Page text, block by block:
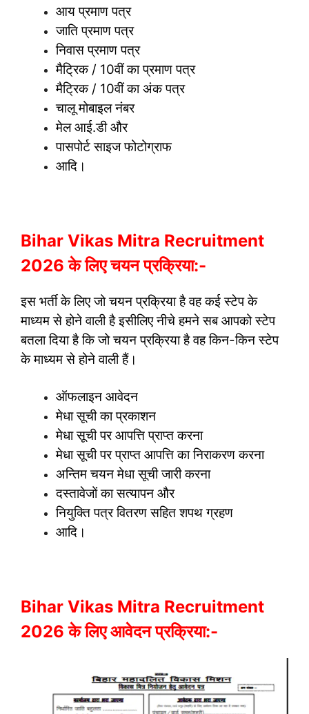
आय प्रमाण पत्र
जाति प्रमाण पत्र
निवास प्रमाण पत्र
मैट्रिक / 10वीं का प्रमाण पत्र
मैट्रिक / 10वीं का अंक पत्र
चालू मोबाइल नंबर
मेल आई.डी और
पासपोर्ट साइज फोटोग्राफ
आदि।
Bihar Vikas Mitra Recruitment
2026 के लिए चयन प्रक्रिया:-
इस भर्ती के लिए जो चयन प्रक्रिया है वह कई स्टेप के
माध्यम से होने वाली है इसीलिए नीचे हमने सब आपको स्टेप
बतला दिया है कि जो चयन प्रक्रिया है वह किन-किन स्टेप
के माध्यम से होने वाली हैं।
ऑफलाइन आवेदन
मेधा सूची का प्रकाशन
मेधा सूची पर आपत्ति प्राप्त करना
मेधा सूची पर प्राप्त आपत्ति का निराकरण करना
अन्तिम चयन मेधा सूची जारी करना
दस्तावेजों का सत्यापन और
नियुक्ति पत्र वितरण सहित शपथ ग्रहण
आदि।
Bihar Vikas Mitra Recruitment
2026 के लिए आवेदन प्रक्रिया:-